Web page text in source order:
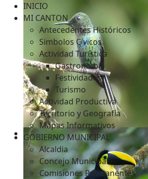
INICIO
MI CANTON
Antecedentes Históricos
Simbolos Cívicos
Actividad Turística
Gastronomía
Festividades
Turismo
Actividad Productiva
Territorio y Geografía
Mapas Informativos
GOBIERNO MUNICIPAL
Alcaldia
Concejo Municipal
Comisiones Permanentes